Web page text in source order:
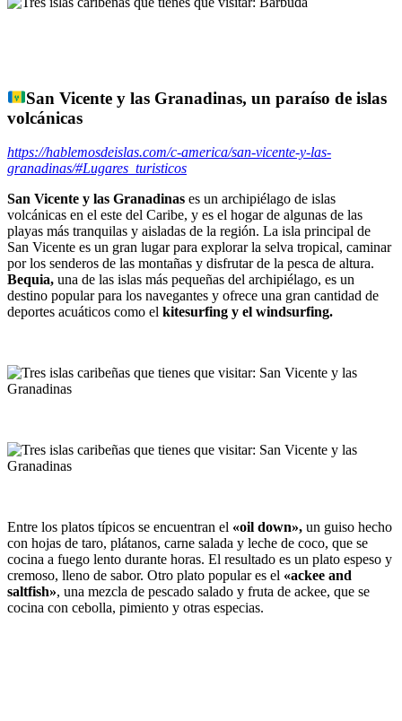
San Vicente y las Granadinas, un paraíso de islas
volcánicas
https://hablemosdeislas.com/c-america/san-vicente-y-las-
granadinas/#Lugares_turisticos
San Vicente y las Granadinas es un archipiélago de islas
volcánicas en el este del Caribe, y es el hogar de algunas de las
playas más tranquilas y aisladas de la región. La isla principal de
San Vicente es un gran lugar para explorar la selva tropical, caminar
por los senderos de las montañas y disfrutar de la pesca de altura.
Bequia, una de las islas más pequeñas del archipiélago, es un
destino popular para los navegantes y ofrece una gran cantidad de
deportes acuáticos como el kitesurfing y el windsurfing.
Entre los platos típicos se encuentran el «oil down», un guiso hecho
con hojas de taro, plátanos, carne salada y leche de coco, que se
cocina a fuego lento durante horas. El resultado es un plato espeso y
cremoso, lleno de sabor. Otro plato popular es el «ackee and
saltfish», una mezcla de pescado salado y fruta de ackee, que se
cocina con cebolla, pimiento y otras especias.